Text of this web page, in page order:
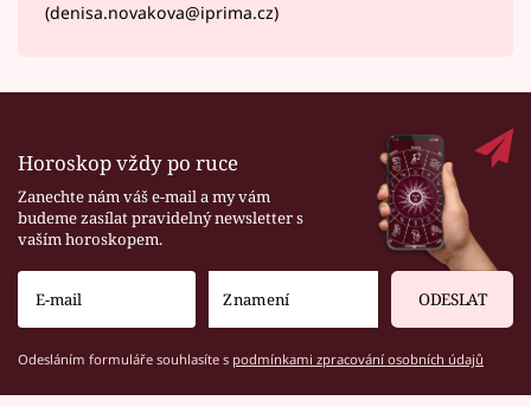
(denisa.novakova@iprima.cz)
Horoskop vždy po ruce
Zanechte nám váš e-mail a my vám
budeme zasílat pravidelný newsletter s
vaším horoskopem.
ODESLAT
Odesláním formuláře souhlasíte s podmínkami zpracování osobních údajů